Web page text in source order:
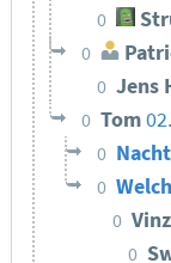
0
0
0 Jens
0 Tom
0
0
0
0